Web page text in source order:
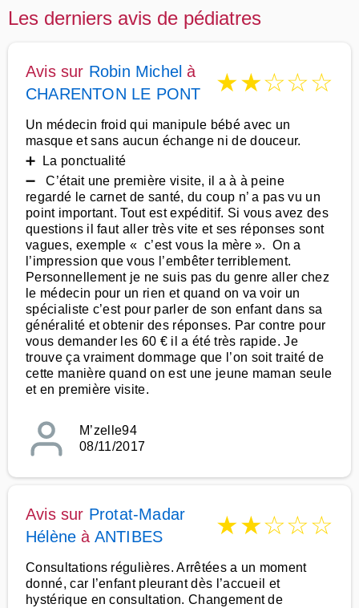
Les derniers avis de pédiatres
Avis sur Robin Michel à
CHARENTON LE PONT
★★☆☆☆
Un médecin froid qui manipule bébé avec un
masque et sans aucun échange ni de douceur.
➕ La ponctualité
➖ C’était une première visite, il a à à peine
regardé le carnet de santé, du coup n’ a pas vu un
point important. Tout est expéditif. Si vous avez des
questions il faut aller très vite et ses réponses sont
vagues, exemple « c’est vous la mère ». On a
l’impression que vous l’embêter terriblement.
Personnellement je ne suis pas du genre aller chez
le médecin pour un rien et quand on va voir un
spécialiste c’est pour parler de son enfant dans sa
généralité et obtenir des réponses. Par contre pour
vous demander les 60 € il a été très rapide. Je
trouve ça vraiment dommage que l’on soit traité de
cette manière quand on est une jeune maman seule
et en première visite.
M’zelle94
08/11/2017
Avis sur Protat-Madar
Hélène à ANTIBES ★★☆☆☆
Consultations régulières. Arrêtées a un moment
donné, car l’enfant pleurant dès l’accueil et
hystérique en consultation. Changement de